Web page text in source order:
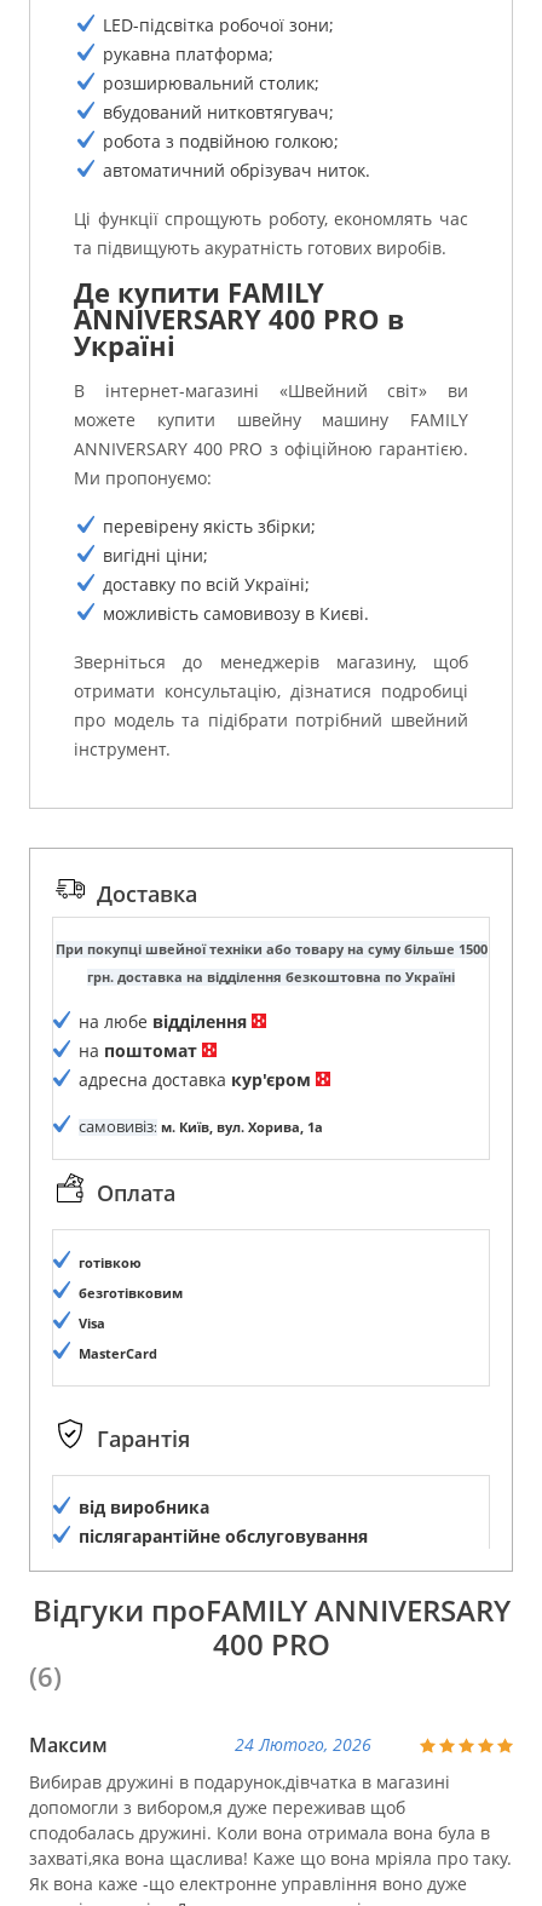
LED-підсвітка робочої зони;
рукавна платформа;
розширювальний столик;
вбудований нитковтягувач;
робота з подвійною голкою;
автоматичний обрізувач ниток.
Ці функції спрощують роботу, економлять час
та підвищують акуратність готових виробів.
Де купити FAMILY
ANNIVERSARY 400 PRO в
Україні
В інтернет-магазині «Швейний світ» ви
можете купити швейну машину FAMILY
ANNIVERSARY 400 PRO з офіційною гарантією.
Ми пропонуємо:
перевірену якість збірки;
вигідні ціни;
доставку по всій Україні;
можливість самовивозу в Києві.
Зверніться до менеджерів магазину, щоб
отримати консультацію, дізнатися подробиці
про модель та підібрати потрібний швейний
інструмент.
Доставка
При покупці швейної техніки або товару на суму більше 1500
грн. доставка на відділення безкоштовна по Україні
на любе відділення
на поштомат
адресна доставка кур'єром
самовивіз: м. Київ, вул. Хорива, 1а
Оплата
готівкою
безготівковим
Visa
MasterCard
Гарантія
від виробника
післягарантійне обслуговування
Відгуки проFAMILY ANNIVERSARY
400 PRO
(6)
Максим
24 Лютого, 2026
Вибирав дружині в подарунок,дівчатка в магазині
допомогли з вибором,я дуже переживав щоб
сподобалась дружині. Коли вона отримала вона була в
захваті,яка вона щаслива! Каже що вона мріяла про таку.
Як вона каже -що електронне управління воно дуже